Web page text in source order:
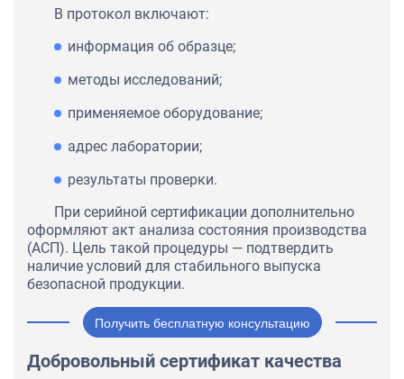
В протокол включают:
информация об образце;
методы исследований;
применяемое оборудование;
адрес лаборатории;
результаты проверки.
При серийной сертификации дополнительно
оформляют акт анализа состояния производства
(АСП). Цель такой процедуры — подтвердить
наличие условий для стабильного выпуска
безопасной продукции.
Получить бесплатную консультацию
Добровольный сертификат качества